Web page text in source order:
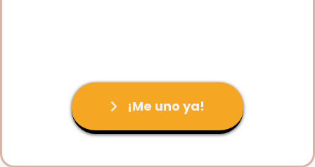
¡Me uno ya!